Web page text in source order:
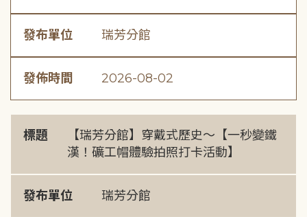
發布單位 瑞芳分館
發佈時間 2026-08-02
標題
【瑞芳分館】穿戴式歷史〜【一秒變鐵
漢！礦工帽體驗拍照打卡活動】
發布單位 瑞芳分館